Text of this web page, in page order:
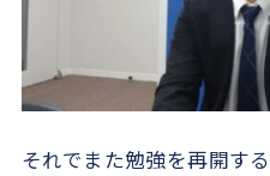
それでまた勉強を再開す